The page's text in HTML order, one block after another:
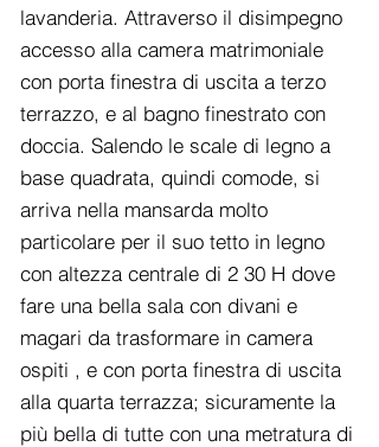
lavanderia. Attraverso il disimpegno
accesso alla camera matrimoniale
con porta finestra di uscita a terzo
terrazzo, e al bagno finestrato con
doccia. Salendo le scale di legno a
base quadrata, quindi comode, si
arriva nella mansarda molto
particolare per il suo tetto in legno
con altezza centrale di 2 30 H dove
fare una bella sala con divani e
magari da trasformare in camera
ospiti , e con porta finestra di uscita
alla quarta terrazza; sicuramente la
più bella di tutte con una metratura di